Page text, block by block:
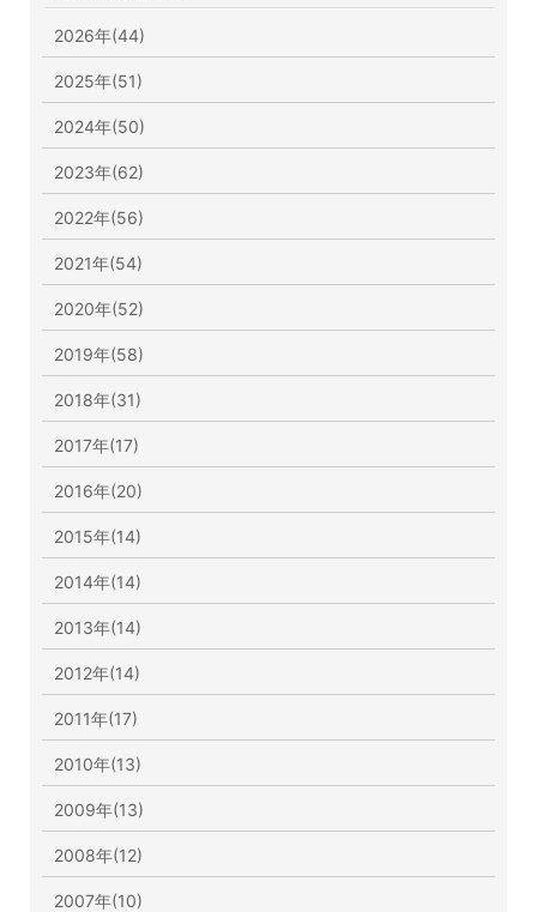
2026年(44)
2025年(51)
2024年(50)
2023年(62)
2022年(56)
2021年(54)
2020年(52)
2019年(58)
2018年(31)
2017年(17)
2016年(20)
2015年(14)
2014年(14)
2013年(14)
2012年(14)
2011年(17)
2010年(13)
2009年(13)
2008年(12)
2007年(10)